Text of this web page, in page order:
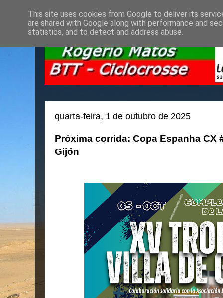
quarta-feira, 1 de outubro de 2025
Próxima corrida: Copa Espanha CX
Gijón
This site uses cookies from Google to deliver its
are shared with Google along with performance and
statistics, and to detect and address abuse.